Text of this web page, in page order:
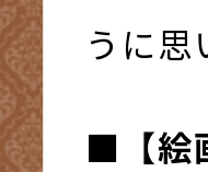
うに思
■ 【